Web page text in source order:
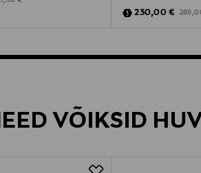
Discounted
230,00 €
VÕIKSID